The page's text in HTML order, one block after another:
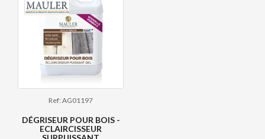
Ref: AG01197
DÉGRISEUR POUR BOIS -
ECLAIRCISSEUR